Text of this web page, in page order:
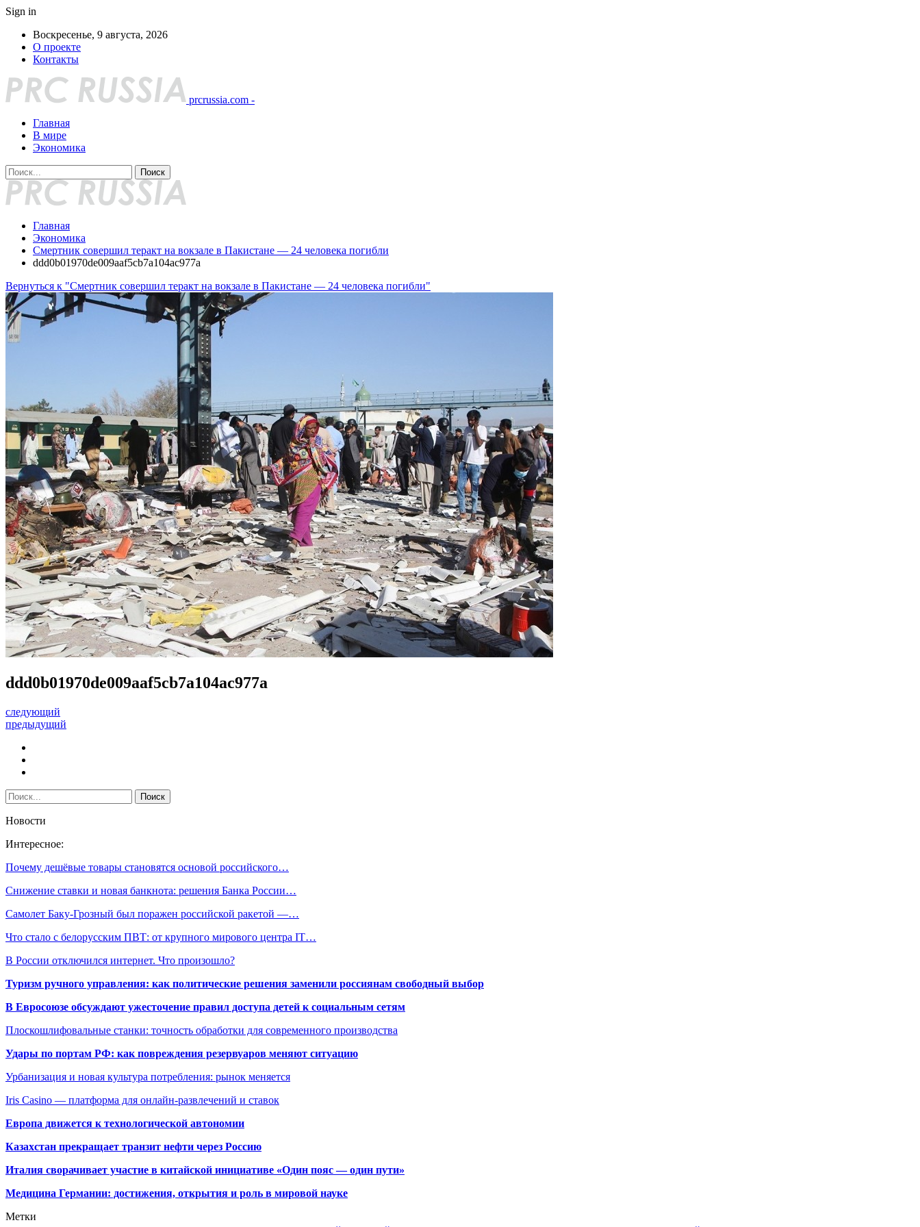
Sign in
Воскресенье, 9 августа, 2026
О проекте
Контакты
prcrussia.com -
Главная
В мире
Экономика
Главная
Экономика
Смертник совершил теракт на вокзале в Пакистане — 24 человека погибли
ddd0b01970de009aaf5cb7a104ac977a
Вернуться к "Смертник совершил теракт на вокзале в Пакистане — 24 человека погибли"
ddd0b01970de009aaf5cb7a104ac977a
следующий
предыдущий
Новости
Интересное:
Почему дешёвые товары становятся основой российского…
Снижение ставки и новая банкнота: решения Банка России…
Самолет Баку-Грозный был поражен российской ракетой —…
Что стало с белорусским ПВТ: от крупного мирового центра IT…
В России отключился интернет. Что произошло?
Туризм ручного управления: как политические решения заменили россиянам свободный выбор
В Евросоюзе обсуждают ужесточение правил доступа детей к социальным сетям
Плоскошлифовальные станки: точность обработки для современного производства
Удары по портам РФ: как повреждения резервуаров меняют ситуацию
Урбанизация и новая культура потребления: рынок меняется
Iris Casino — платформа для онлайн-развлечений и ставок
Европа движется к технологической автономии
Казахстан прекращает транзит нефти через Россию
Италия сворачивает участие в китайской инициативе «Один пояс — один пути»
Медицина Германии: достижения, открытия и роль в мировой науке
Метки